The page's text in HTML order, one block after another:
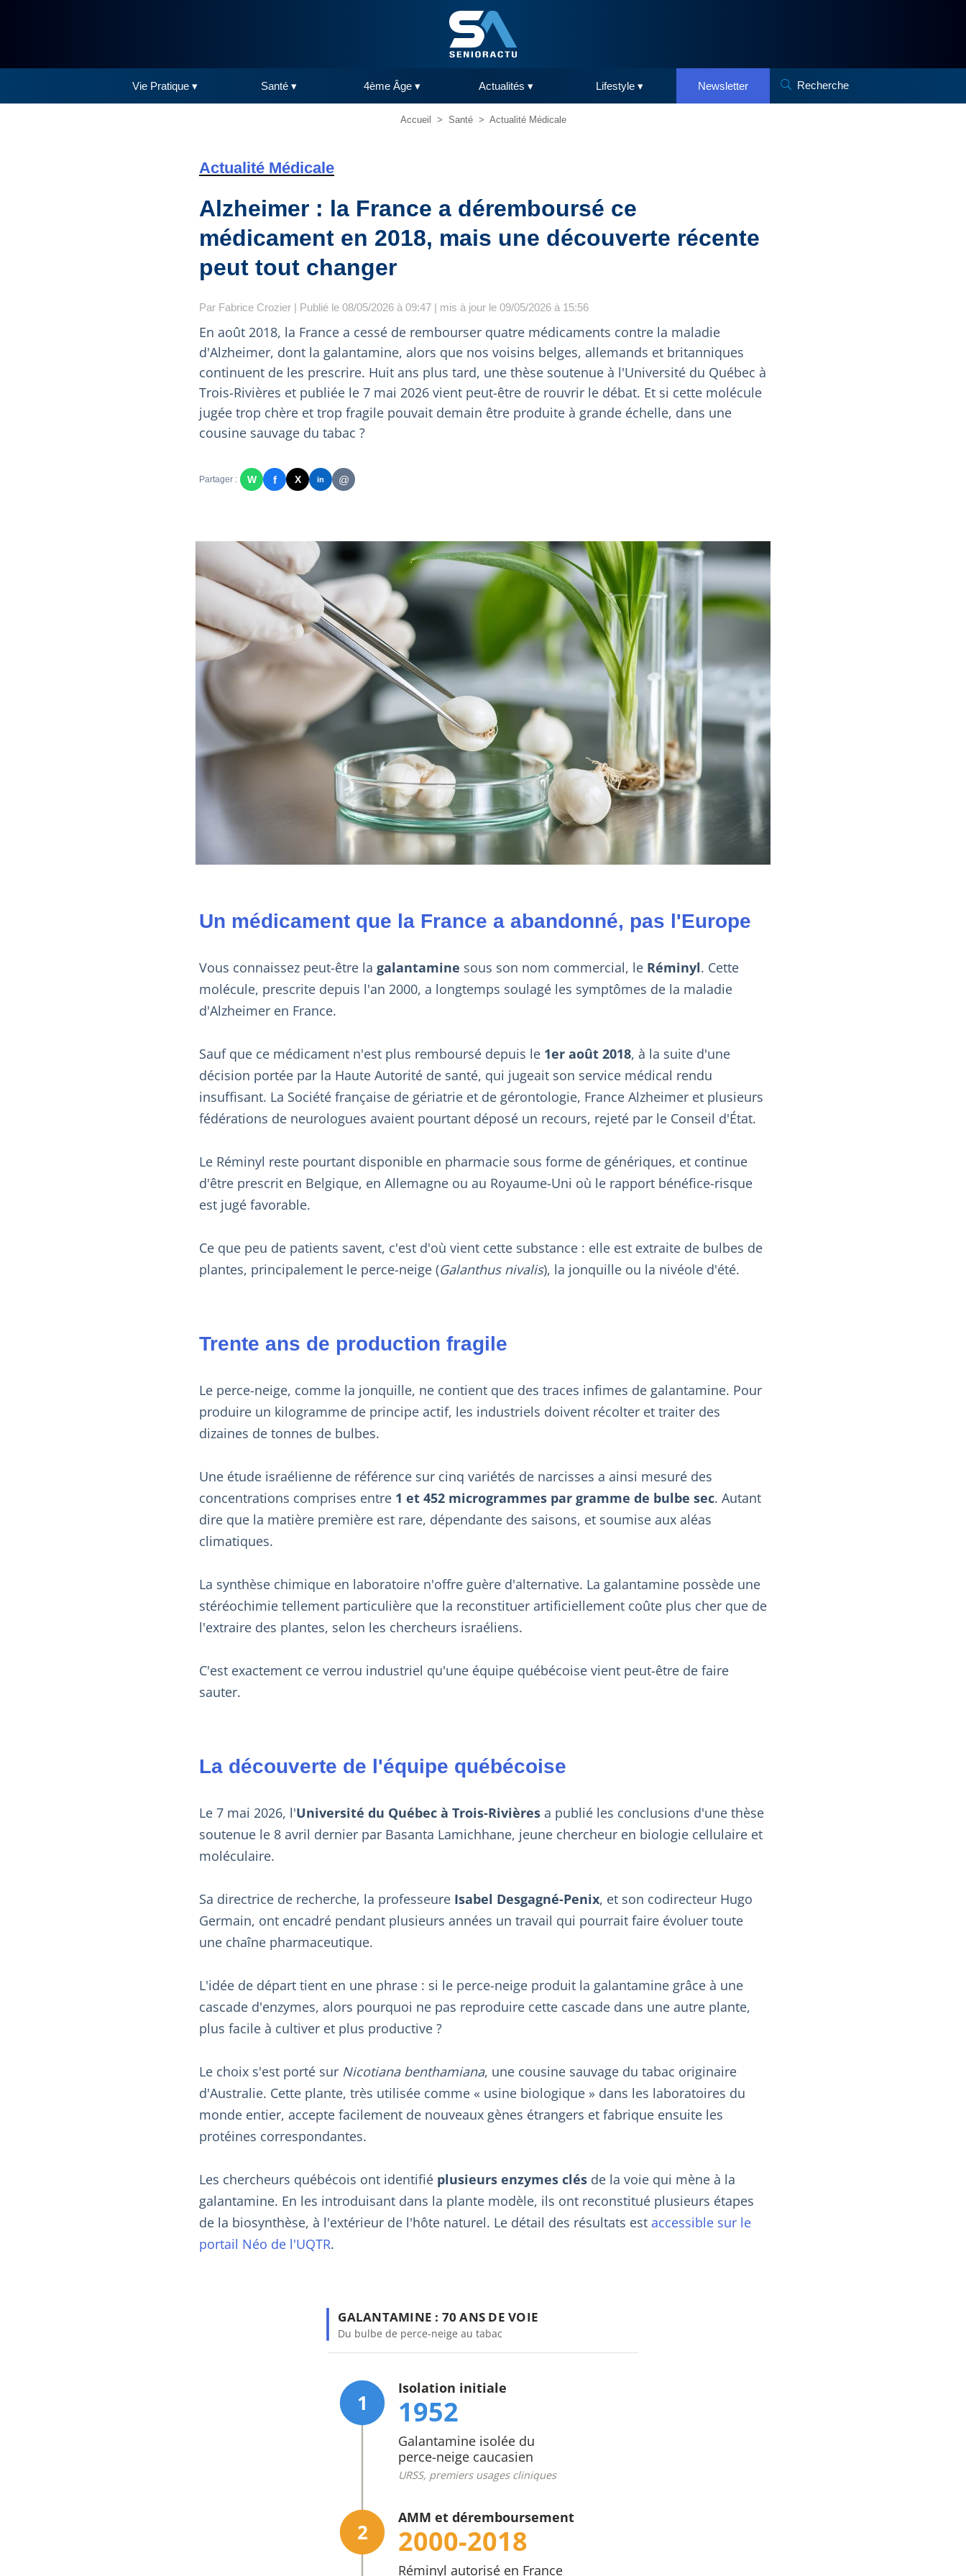
Vie Pratique ▾ Santé ▾ 4ème Âge ▾ Actualités ▾ Lifestyle ▾ Newsletter Recherche
Accueil > Santé > Actualité Médicale
Actualité Médicale
Alzheimer : la France a déremboursé ce
médicament en 2018, mais une découverte récente
peut tout changer
Par Fabrice Crozier | Publié le 08/05/2026 à 09:47 | mis à jour le 09/05/2026 à 15:56
En août 2018, la France a cessé de rembourser quatre médicaments contre la maladie
d'Alzheimer, dont la galantamine, alors que nos voisins belges, allemands et britanniques
continuent de les prescrire. Huit ans plus tard, une thèse soutenue à l'Université du Québec à
Trois-Rivières et publiée le 7 mai 2026 vient peut-être de rouvrir le débat. Et si cette molécule
jugée trop chère et trop fragile pouvait demain être produite à grande échelle, dans une
cousine sauvage du tabac ?
Partager : W f X in @
Un médicament que la France a abandonné, pas l'Europe
Vous connaissez peut-être la galantamine sous son nom commercial, le Réminyl. Cette
molécule, prescrite depuis l'an 2000, a longtemps soulagé les symptômes de la maladie
d'Alzheimer en France.
Sauf que ce médicament n'est plus remboursé depuis le 1er août 2018, à la suite d'une
décision portée par la Haute Autorité de santé, qui jugeait son service médical rendu
insuffisant. La Société française de gériatrie et de gérontologie, France Alzheimer et plusieurs
fédérations de neurologues avaient pourtant déposé un recours, rejeté par le Conseil d'État.
Le Réminyl reste pourtant disponible en pharmacie sous forme de génériques, et continue
d'être prescrit en Belgique, en Allemagne ou au Royaume-Uni où le rapport bénéfice-risque
est jugé favorable.
Ce que peu de patients savent, c'est d'où vient cette substance : elle est extraite de bulbes de
plantes, principalement le perce-neige (Galanthus nivalis), la jonquille ou la nivéole d'été.
Trente ans de production fragile
Le perce-neige, comme la jonquille, ne contient que des traces infimes de galantamine. Pour
produire un kilogramme de principe actif, les industriels doivent récolter et traiter des
dizaines de tonnes de bulbes.
Une étude israélienne de référence sur cinq variétés de narcisses a ainsi mesuré des
concentrations comprises entre 1 et 452 microgrammes par gramme de bulbe sec. Autant
dire que la matière première est rare, dépendante des saisons, et soumise aux aléas
climatiques.
La synthèse chimique en laboratoire n'offre guère d'alternative. La galantamine possède une
stéréochimie tellement particulière que la reconstituer artificiellement coûte plus cher que de
l'extraire des plantes, selon les chercheurs israéliens.
C'est exactement ce verrou industriel qu'une équipe québécoise vient peut-être de faire
sauter.
La découverte de l'équipe québécoise
Le 7 mai 2026, l'Université du Québec à Trois-Rivières a publié les conclusions d'une thèse
soutenue le 8 avril dernier par Basanta Lamichhane, jeune chercheur en biologie cellulaire et
moléculaire.
Sa directrice de recherche, la professeure Isabel Desgagné-Penix, et son codirecteur Hugo
Germain, ont encadré pendant plusieurs années un travail qui pourrait faire évoluer toute
une chaîne pharmaceutique.
L'idée de départ tient en une phrase : si le perce-neige produit la galantamine grâce à une
cascade d'enzymes, alors pourquoi ne pas reproduire cette cascade dans une autre plante,
plus facile à cultiver et plus productive ?
Le choix s'est porté sur Nicotiana benthamiana, une cousine sauvage du tabac originaire
d'Australie. Cette plante, très utilisée comme « usine biologique » dans les laboratoires du
monde entier, accepte facilement de nouveaux gènes étrangers et fabrique ensuite les
protéines correspondantes.
Les chercheurs québécois ont identifié plusieurs enzymes clés de la voie qui mène à la
galantamine. En les introduisant dans la plante modèle, ils ont reconstitué plusieurs étapes
de la biosynthèse, à l'extérieur de l'hôte naturel. Le détail des résultats est accessible sur le
portail Néo de l'UQTR.
GALANTAMINE : 70 ANS DE VOIE
Du bulbe de perce-neige au tabac
1
Isolation initiale
1952
Galantamine isolée du
perce-neige caucasien
URSS, premiers usages cliniques
2
AMM et déremboursement
2000-2018
Réminyl autorisé en France